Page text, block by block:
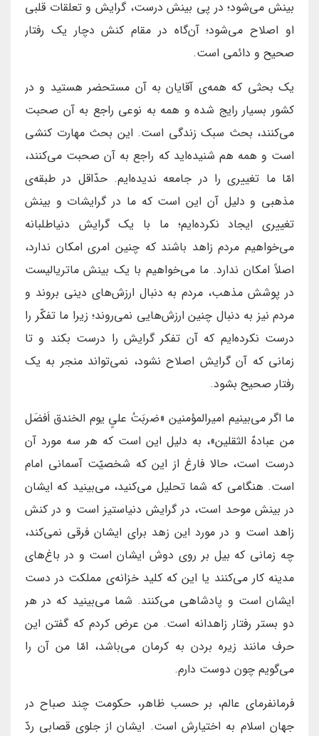
بینش می‌شود؛ در پی بینش درست، گرایش و تعلقات قلبی
او اصلاح می‌شود؛ آن‌گاه در مقام کنش دچار یک رفتار
صحیح و دائمی است.
یک بحثی که همه‌ی آقایان به آن مستحضر هستید و در
کشور بسیار رایج شده و همه به نوعی راجع به آن صحبت
می‌کنند، بحث سبک زندگی است. این بحث مهارت کنشی
است و همه هم شنیده‌اید که راجع به آن صحبت می‌کنند،
امّا ما تغییری را در جامعه ندیده‌ایم. حدّاقل در طبقه‌ی
مذهبی و دلیل آن این است که ما در گرایشات و بینش
تغییری ایجاد نکرده‌ایم؛ ما با یک گرایش دنیاطلبانه
می‌خواهیم مردم زاهد باشند که چنین امری امکان ندارد،
اصلاً امکان ندارد. ما می‌خواهیم با یک بینش ماتریالیست
در پوشش مذهب، مردم به دنبال ارزش‌های دینی بروند و
مردم نیز به دنبال چنین ارزش‌هایی نمی‌روند؛ زیرا ما تفکّر را
درست نکرده‌ایم که آن تفکر گرایش را درست بکند و تا
زمانی که آن گرایش اصلاح نشود، نمی‌تواند منجر به یک
رفتار صحیح بشود.
ما اگر می‌بینیم امیرالمؤمنین «ضربَتُ علیٍ یوم الخندق اَفضَل
من عبادهٌ الثقلین»، به دلیل این است که هر سه مورد آن
درست است، حالا فارغ از این که شخصیّت آسمانی امام
است. هنگامی که شما تحلیل می‌کنید، می‌بینید که ایشان
در بینش موحد است، در گرایش دنیاستیز است و در کنش
زاهد است و در مورد این زهد برای ایشان فرقی نمی‌کند،
چه زمانی که بیل بر روی دوش ایشان است و در باغ‌های
مدینه کار می‌کنند یا این که کلید خزانه‌ی مملکت در دست
ایشان است و پادشاهی می‌کنند. شما می‌بینید که در هر
دو بستر رفتار زاهدانه است. من عرض کردم که گفتن این
حرف مانند زیره بردن به کرمان می‌باشد، امّا من آن را
می‌گویم چون دوست دارم.
فرمانفرمای عالم، بر حسب ظاهر، حکومت چند صباح در
جهان اسلام به اختیارش است. ایشان از جلوی قصابی ردّ